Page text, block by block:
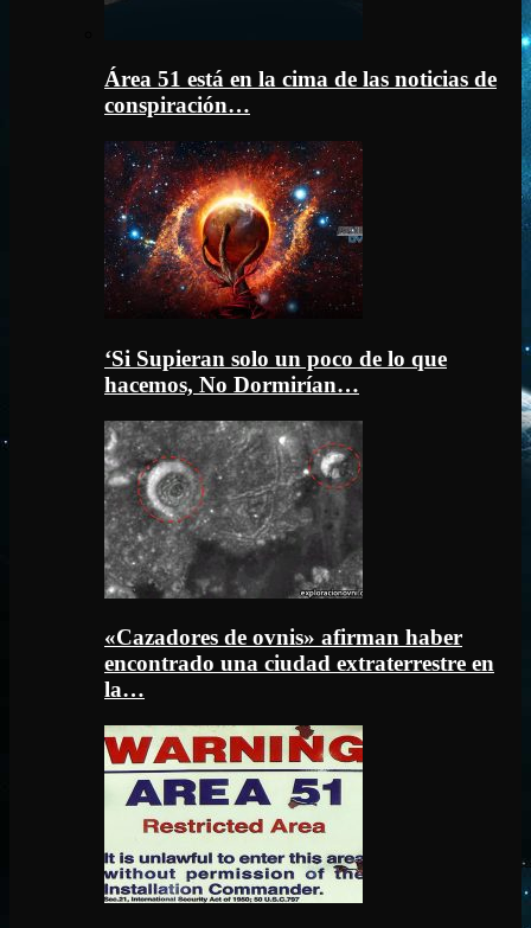
Área 51 está en la cima de las noticias de
conspiración…
‘Si Supieran solo un poco de lo que
hacemos, No Dormirían…
«Cazadores de ovnis» afirman haber
encontrado una ciudad extraterrestre en
la…